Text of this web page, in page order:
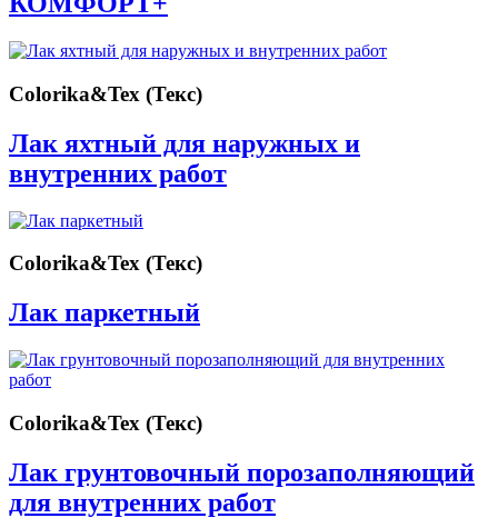
Colorika&Tex (Текс)
Лак яхтный для наружных и
внутренних работ
Colorika&Tex (Текс)
Лак паркетный
Colorika&Tex (Текс)
Лак грунтовочный порозаполняющий
для внутренних работ